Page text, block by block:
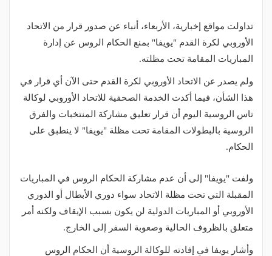
تداولت مواقع إخبارية، الأربعاء، أنباء عن صدور قرار من الاتحاد
الأوروبي لكرة القدم "يويفا" بمنع الحكام الروس عن إدارة
المباريات المقامة تحت مظلته.
ولم يصدر عن الاتحاد الأوروبي لكرة القدم حتى الآن أي قرار في
هذا الشأن، فيما أكدت الخدمة الصحفية للاتحاد الأوروبي لوكالة
تاس الروسية اليوم أن قرار تعليق مشاركة المنتخبات والفرق
الروسية بالبطولات المقامة تحت مظلة "يويفا" لا ينطبق على
الحكام.
ولفت "يويفا" إلى أن عدم مشاركة الحكام الروس في المباريات
المقبلة التي تحت مظلة الاتحاد سواء دوري الأبطال أو الدوري
الأوروبي أو المباريات الدولية لن يكون بسبب الإيقاف ولكنه أمر
متعلق بالظروف الحالية وصعوبة السفر إلى الخارج.
وأشار يويفا في إفادته للوكالة الروسية أن الحكام الروس